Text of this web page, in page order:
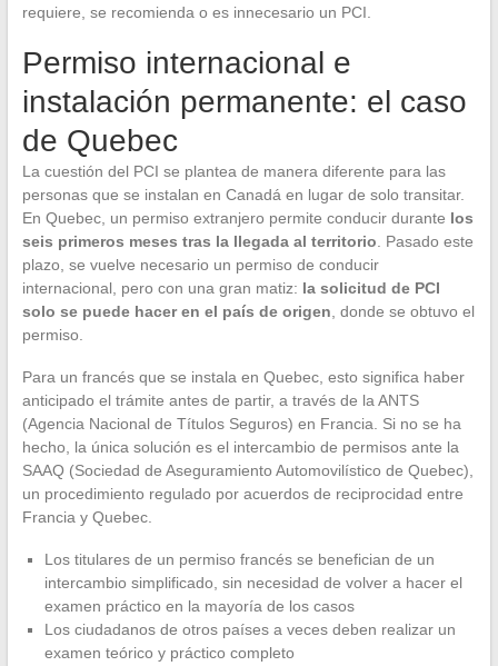
requiere, se recomienda o es innecesario un PCI.
Permiso internacional e
instalación permanente: el caso
de Quebec
La cuestión del PCI se plantea de manera diferente para las
personas que se instalan en Canadá en lugar de solo transitar.
En Quebec, un permiso extranjero permite conducir durante los
seis primeros meses tras la llegada al territorio. Pasado este
plazo, se vuelve necesario un permiso de conducir
internacional, pero con una gran matiz: la solicitud de PCI
solo se puede hacer en el país de origen, donde se obtuvo el
permiso.
Para un francés que se instala en Quebec, esto significa haber
anticipado el trámite antes de partir, a través de la ANTS
(Agencia Nacional de Títulos Seguros) en Francia. Si no se ha
hecho, la única solución es el intercambio de permisos ante la
SAAQ (Sociedad de Aseguramiento Automovilístico de Quebec),
un procedimiento regulado por acuerdos de reciprocidad entre
Francia y Quebec.
Los titulares de un permiso francés se benefician de un
intercambio simplificado, sin necesidad de volver a hacer el
examen práctico en la mayoría de los casos
Los ciudadanos de otros países a veces deben realizar un
examen teórico y práctico completo